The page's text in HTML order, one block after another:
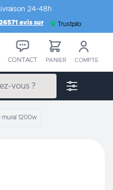
24-48h
avis sur Trustpilot
CONTACT PANIER COMPTE
mural 1200w